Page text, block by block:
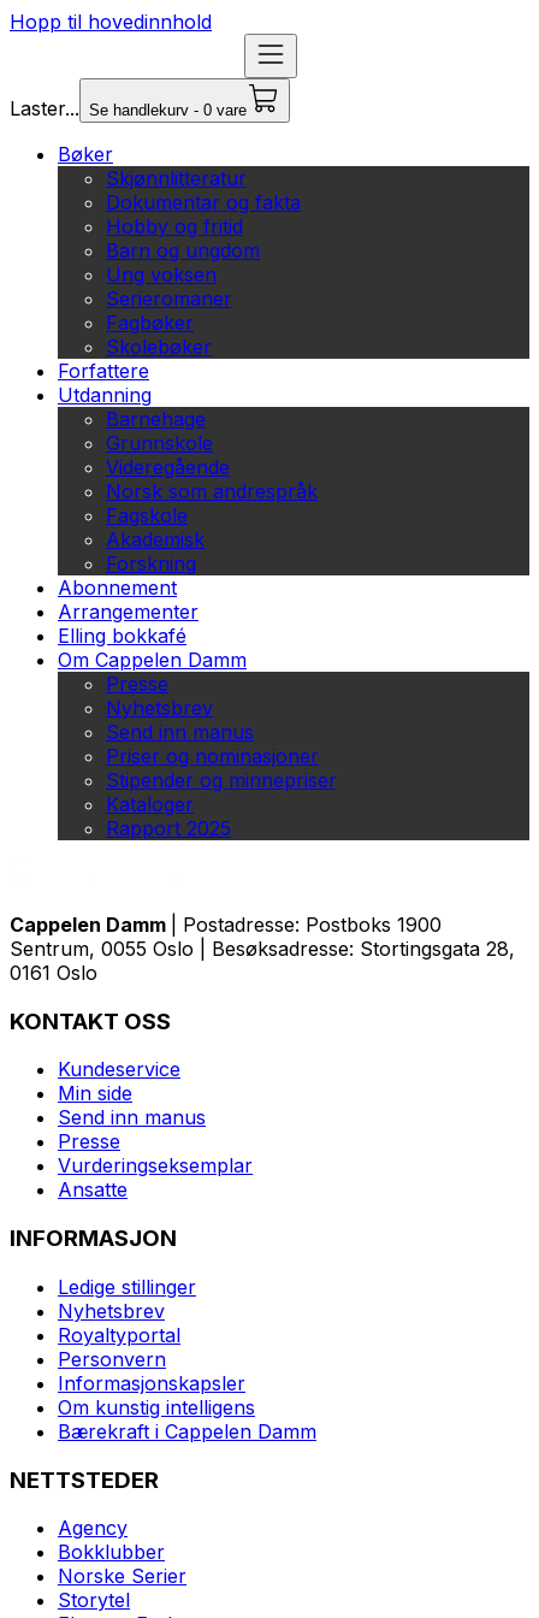
Hopp til hovedinnhold
Laster... Se handlekurv - 0 vare
Bøker
Skjønnlitteratur
Dokumentar og fakta
Hobby og fritid
Barn og ungdom
Ung voksen
Serieromaner
Fagbøker
Skolebøker
Forfattere
Utdanning
Barnehage
Grunnskole
Videregående
Norsk som andrespråk
Fagskole
Akademisk
Forskning
Abonnement
Arrangementer
Elling bokkafé
Om Cappelen Damm
Presse
Nyhetsbrev
Send inn manus
Priser og nominasjoner
Stipender og minnepriser
Kataloger
Rapport 2025
Cappelen Damm
| Postadresse: Postboks 1900
Sentrum, 0055 Oslo | Besøksadresse: Stortingsgata 28,
0161 Oslo
KONTAKT OSS
Kundeservice
Min side
Send inn manus
Presse
Vurderingseksemplar
Ansatte
INFORMASJON
Ledige stillinger
Nyhetsbrev
Royaltyportal
Personvern
Informasjonskapsler
Om kunstig intelligens
Bærekraft i Cappelen Damm
NETTSTEDER
Agency
Bokklubber
Norske Serier
Storytel